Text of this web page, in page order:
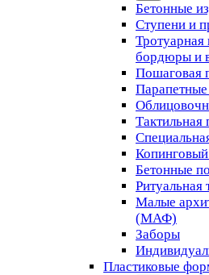
Бетонные
Ступени и
Тротуарная
бордюры и
Пошаговая
Тактильная
Бетонные
Ритуальная
Малые
(МАФ)
Заборы
Пластиковые